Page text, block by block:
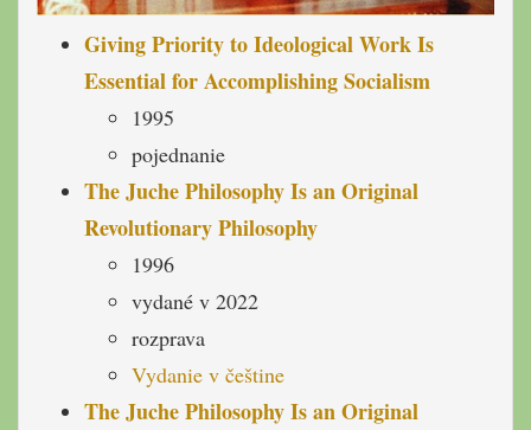
Giving Priority to Ideological Work Is
Essential for Accomplishing Socialism
1995
pojednanie
The Juche Philosophy Is an Original
Revolutionary Philosophy
1996
vydané v 2022
rozprava
Vydanie v češtine
The Juche Philosophy Is an Original